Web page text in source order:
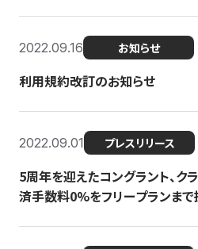
2022.09.16 お知らせ
利用規約改訂のお知らせ
2022.09.01 プレスリリース
5周年を迎えたコングラント、ク
済手数料0%をフリープランま